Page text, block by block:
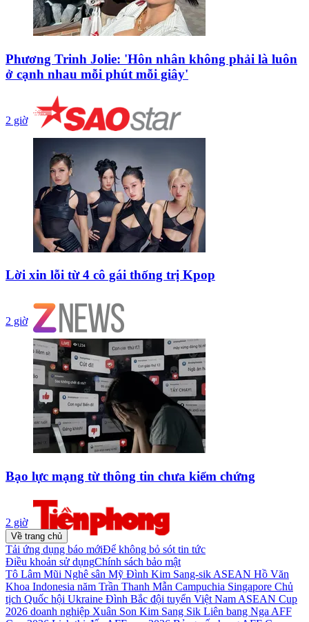
Phương Trinh Jolie: 'Hôn nhân không phải là luôn
ở cạnh nhau mỗi phút mỗi giây'
2 giờ
Lời xin lỗi từ 4 cô gái thống trị Kpop
2 giờ
Bạo lực mạng từ thông tin chưa kiểm chứng
2 giờ
Về trang chủ
Tải ứng dụng báo mớiĐể không bỏ sót tin tức
Điều khoản sử dụngChính sách bảo mật
Tô Lâm Mũi Nghê sân Mỹ Đình Kim Sang-sik ASEAN Hồ Văn
Khoa Indonesia năm Trần Thanh Mẫn Campuchia Singapore Chủ
tịch Quốc hội Ukraine Đình Bắc đội tuyển Việt Nam ASEAN Cup
2026 doanh nghiệp Xuân Son Kim Sang Sik Liên bang Nga AFF